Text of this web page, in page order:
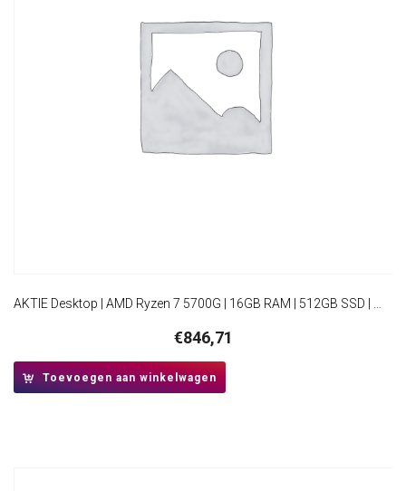
€846,71
Toevoegen aan winkelwagen